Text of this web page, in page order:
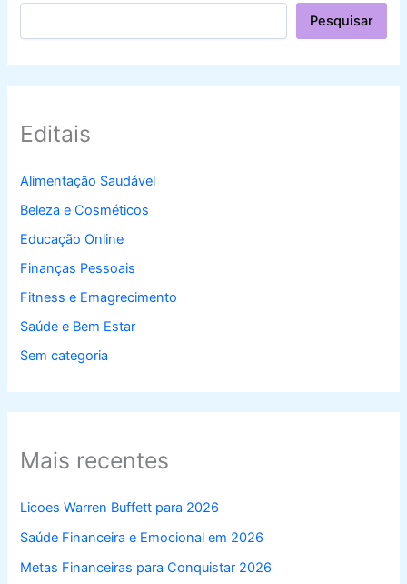
Pesquisar
Editais
Alimentação Saudável
Beleza e Cosméticos
Educação Online
Finanças Pessoais
Fitness e Emagrecimento
Saúde e Bem Estar
Sem categoria
Mais recentes
Licoes Warren Buffett para 2026
Saúde Financeira e Emocional em 2026
Metas Financeiras para Conquistar 2026